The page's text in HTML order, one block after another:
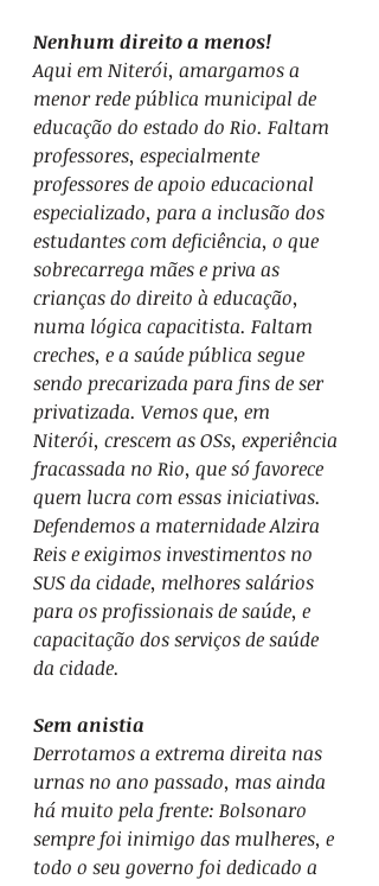
Nenhum direito a menos!
Aqui em Niterói, amargamos a
menor rede pública municipal de
educação do estado do Rio. Faltam
professores, especialmente
professores de apoio educacional
especializado, para a inclusão dos
estudantes com deficiência, o que
sobrecarrega mães e priva as
crianças do direito à educação,
numa lógica capacitista. Faltam
creches, e a saúde pública segue
sendo precarizada para fins de ser
privatizada. Vemos que, em
Niterói, crescem as OSs, experiência
fracassada no Rio, que só favorece
quem lucra com essas iniciativas.
Defendemos a maternidade Alzira
Reis e exigimos investimentos no
SUS da cidade, melhores salários
para os profissionais de saúde, e
capacitação dos serviços de saúde
da cidade.
Sem anistia
Derrotamos a extrema direita nas
urnas no ano passado, mas ainda
há muito pela frente: Bolsonaro
sempre foi inimigo das mulheres, e
todo o seu governo foi dedicado a